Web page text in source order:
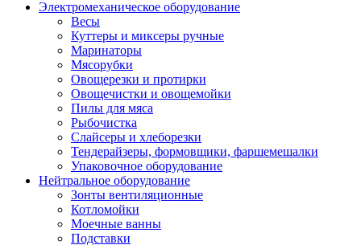
Электромеханическое оборудование
Весы
Куттеры и миксеры ручные
Маринаторы
Мясорубки
Овощерезки и протирки
Овощечистки и овощемойки
Пилы для мяса
Рыбочистка
Слайсеры и хлеборезки
Тендерайзеры, формовщики, фаршемешалки
Упаковочное оборудование
Нейтральное оборудование
Зонты вентиляционные
Котломойки
Моечные ванны
Подставки